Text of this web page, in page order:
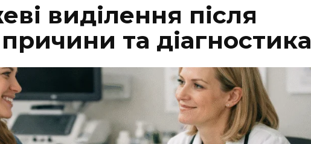
виділення після
та діагностика